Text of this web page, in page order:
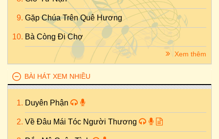
Gặp Chúa Trên Quê Hương
Bà Còng Đi Chợ
Xem thêm
BÀI HÁT XEM NHIỀU
Duyên Phận
Về Đâu Mái Tóc Người Thương